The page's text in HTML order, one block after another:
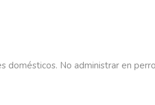
No administrar en